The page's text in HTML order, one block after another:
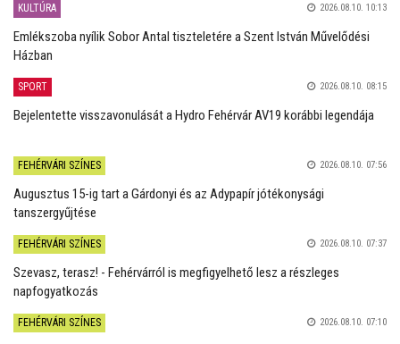
KULTÚRA 2026.08.10. 10:13
Emlékszoba nyílik Sobor Antal tiszteletére a Szent István Művelődési
Házban
SPORT 2026.08.10. 08:15
Bejelentette visszavonulását a Hydro Fehérvár AV19 korábbi legendája
FEHÉRVÁRI SZÍNES 2026.08.10. 07:56
Augusztus 15-ig tart a Gárdonyi és az Adypapír jótékonysági
tanszergyűjtése
FEHÉRVÁRI SZÍNES 2026.08.10. 07:37
Szevasz, terasz! - Fehérvárról is megfigyelhető lesz a részleges
napfogyatkozás
FEHÉRVÁRI SZÍNES 2026.08.10. 07:10